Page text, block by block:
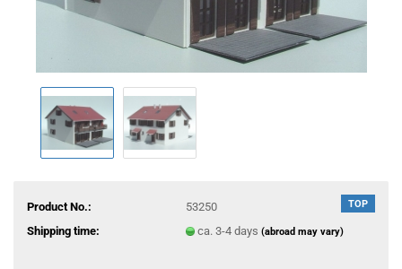
TOP
Product No.:
53250
Shipping time:
ca. 3-4 days (abroad may vary)